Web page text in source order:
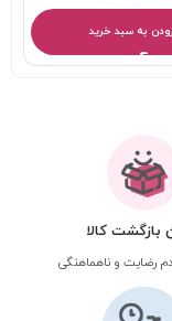
به سبد خرید
بازگشت کالا
رضایت و ناهماهنگی